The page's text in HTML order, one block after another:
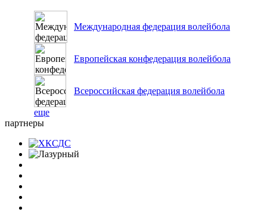
Международная федерация волейбола
Европейская конфедерация волейбола
Всероссийская федерация волейбола
еще
партнеры